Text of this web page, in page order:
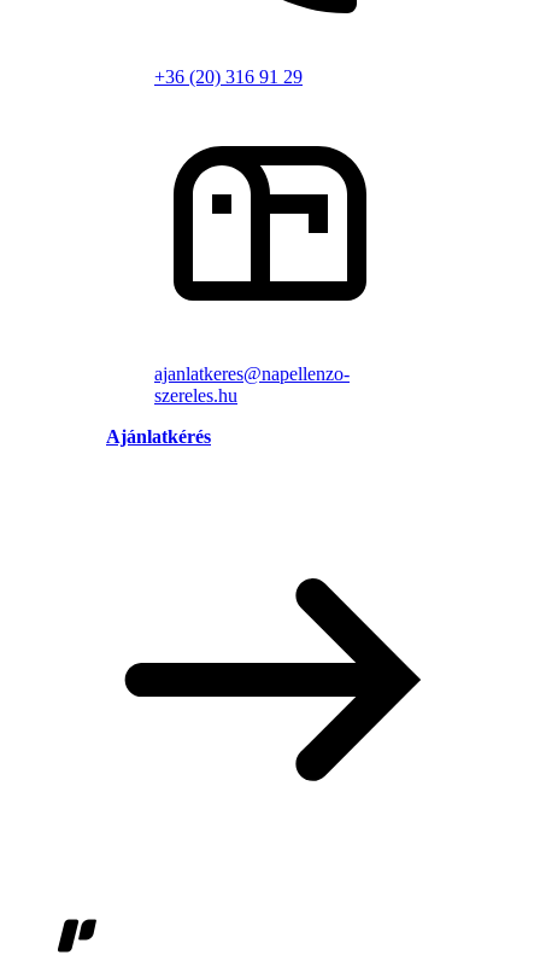
+36 (20) 316 91 29
ajanlatkeres@napellenzo-
szereles.hu
Ajánlatkérés